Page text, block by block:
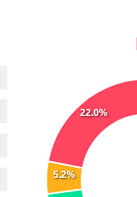
5.2%
22.0%